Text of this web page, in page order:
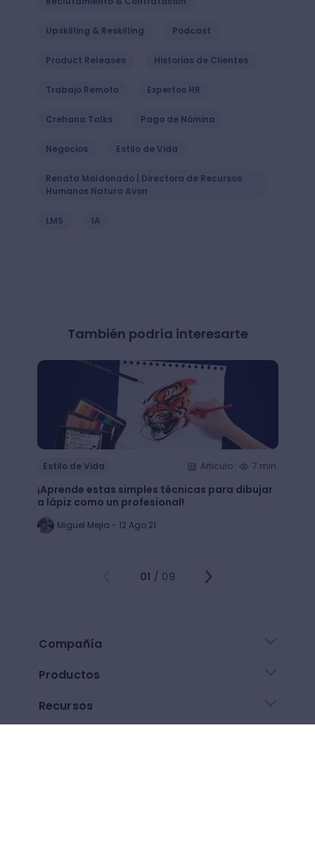
Upskilling & Reskilling Podcast
Product Releases Historias de Clientes
Trabajo Remoto Expertos HR
Crehana Talks Pago de Nómina
Negocios Estilo de Vida
Renata Maldonado | Directora de Recursos
Humanos Natura Avon
LMS IA
También podría interesarte
Estilo de Vida Articulo 7 min.
¡Aprende estas simples técnicas para dibujar
a lápiz como un profesional!
Miguel Mejia - 12 Ago 21
01 / 09
Compañía
Productos
Recursos